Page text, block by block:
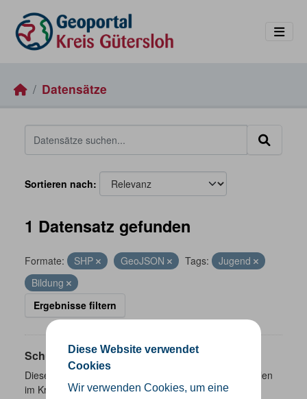
Diese Website verwendet
Cookies
Wir verwenden Cookies, um eine
Datensätze
Sortieren nach
1 Datensatz gefunden
Formate: SHP GeoJSON Tags:
Jugend
Bildung
Ergebnisse filtern
Schulen
Dieser Datensatz beinhaltet eine Darstellung der Schulen
im Kreis Gütersloh mit Angaben zu Schulform,